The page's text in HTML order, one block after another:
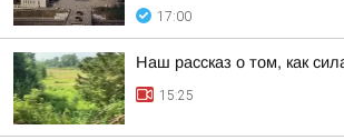
17:00
Наш рассказ о том, как
15:25